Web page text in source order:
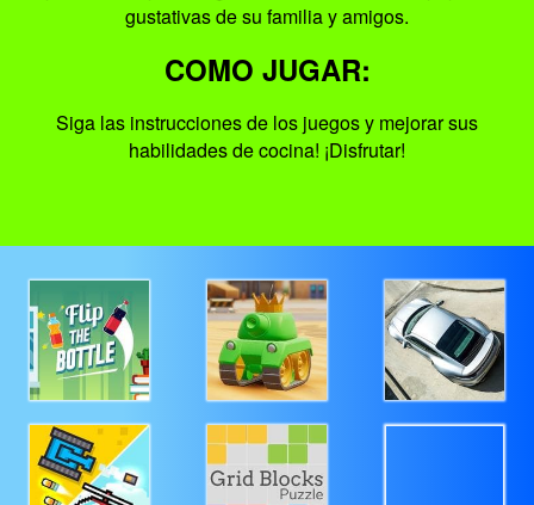
gustativas de su familia y amigos.
COMO JUGAR:
Siga las instrucciones de los juegos y mejorar sus
habilidades de cocina! ¡Disfrutar!